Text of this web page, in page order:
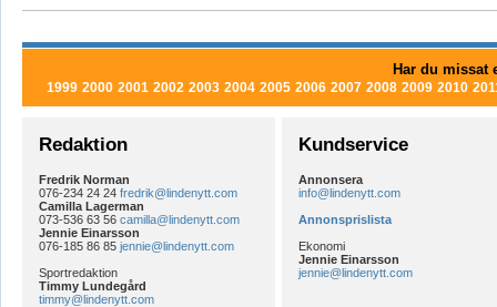
Har du missat
1999 2000 2001 2002 2003 2004 2005 2006 2007 2008 2009 2010
Redaktion
Fredrik Norman
076-234 24 24 fredrik@lindenytt.com
Camilla Lagerman
073-536 63 56 camilla@lindenytt.com
Jennie Einarsson
076-185 86 85 jennie@lindenytt.com
Sportredaktion
Timmy Lundegård
timmy@lindenytt.com
Kundservice
Annonsera
info@lindenytt.com
Annonsprislista
Ekonomi
Jennie Einarsson
jennie@lindenytt.com